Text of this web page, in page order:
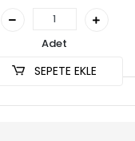
Adet
SEPETE EKLE